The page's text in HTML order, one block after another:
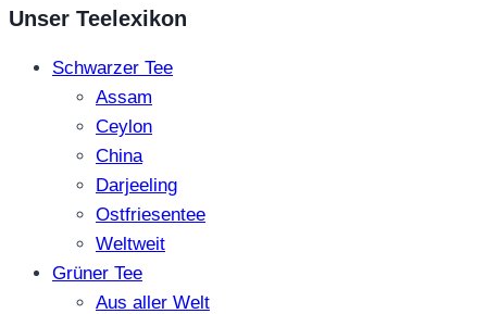
Unser Teelexikon
Schwarzer Tee
Assam
Ceylon
China
Darjeeling
Ostfriesentee
Weltweit
Grüner Tee
Aus aller Welt